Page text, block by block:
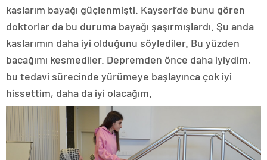
kaslarım bayağı güçlenmişti. Kayseri’de bunu gören
doktorlar da bu duruma bayağı şaşırmışlardı. Şu anda
kaslarımın daha iyi olduğunu söylediler. Bu yüzden
bacağımı kesmediler. Depremden önce daha iyiydim,
bu tedavi sürecinde yürümeye başlayınca çok iyi
hissettim, daha da iyi olacağım.